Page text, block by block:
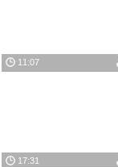
11:07
17:31